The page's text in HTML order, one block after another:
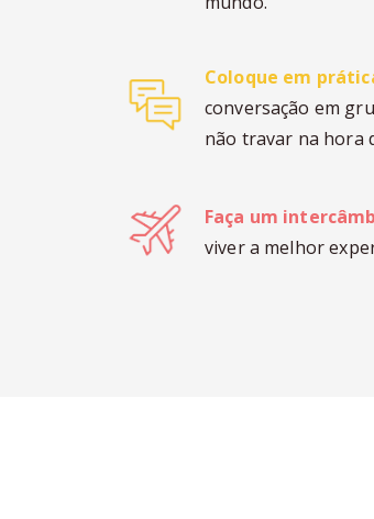
Coloque em
conversação em
não travar na hora
Faça um
viver a melhor